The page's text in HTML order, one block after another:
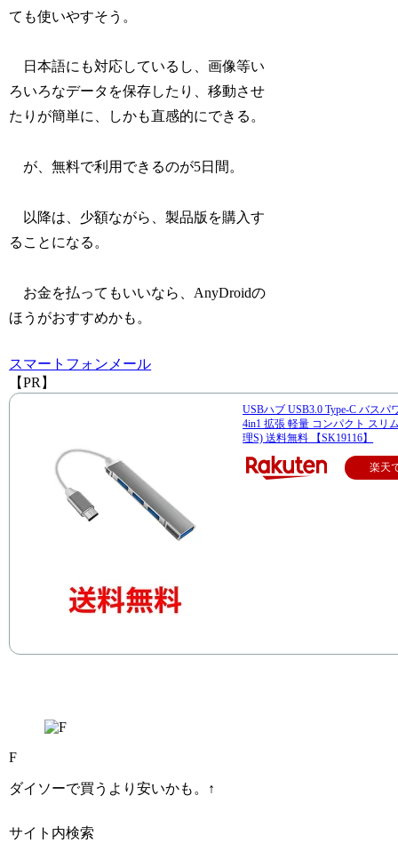
ても使いやすそう。
日本語にも対応しているし、画像等い
ろいろなデータを保存したり、移動させ
たりが簡単に、しかも直感的にできる。
が、無料で利用できるのが5日間。
以降は、少額ながら、製品版を購入す
ることになる。
お金を払ってもいいなら、AnyDroidの
ほうがおすすめかも。
スマートフォンメール
【PR】
USBハブ USB3.0 Type-C バスパ
4in1 拡張 軽量 コンパクト スリ
理S) 送料無料 【SK19116】
楽天
F
ダイソーで買うより安いかも。↑
サイト内検索